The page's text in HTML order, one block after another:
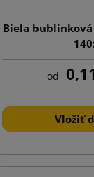
Biela
od
Vložiť